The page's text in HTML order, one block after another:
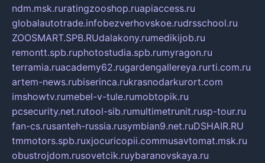
ndm.msk.ruratingzooshop.ruapiaccess.ru
globalautotrade.infobezverhovskoe.rudrsschool.ru
ZOOSMART.SPB.RUdalakony.rumedikijob.ru
remontt.spb.ruphotostudia.spb.rumyragon.ru
terramia.ruacademy62.rugardengallereya.rurti.com.ru
artem-news.rubiserinca.rukrasnodarkurort.com
imshowtv.rumebel-v-tule.rumobtopik.ru
pcsecurity.net.rutool-sib.rumultimetrunit.rusp-tour.ru
fan-cs.rusanteh-russia.rusymbian9.net.ruDSHAIR.RU
tmmotors.spb.ruxjocuricopii.commusavtomat.msk.ru
obustrojdom.rusovetcik.ruybaranovskaya.ru